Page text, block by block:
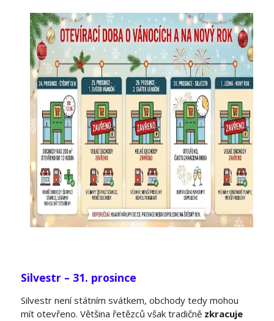
Silvestr – 31. prosince
Silvestr není státním svátkem, obchody tedy mohou
mít otevřeno. Většina řetězců však tradičně zkracuje